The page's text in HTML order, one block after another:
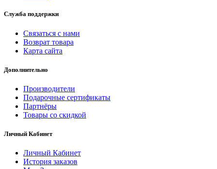
Служба поддержки
Связаться с нами
Возврат товара
Карта сайта
Дополнительно
Производители
Подарочные сертификаты
Партнёры
Товары со скидкой
Личный Кабинет
Личный Кабинет
История заказов